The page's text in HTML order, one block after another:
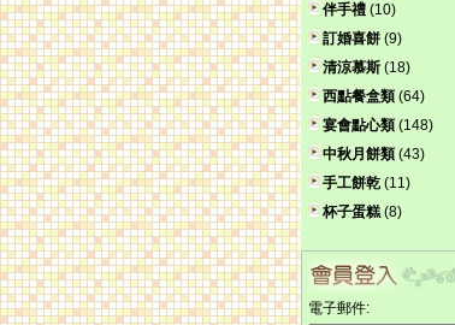
伴手禮(10)
訂婚喜餅(9)
清涼慕斯(18)
西點餐盒類(64)
宴會點心類(148)
中秋月餅類(43)
手工餅乾(11)
杯子蛋糕(8)
電子郵件: